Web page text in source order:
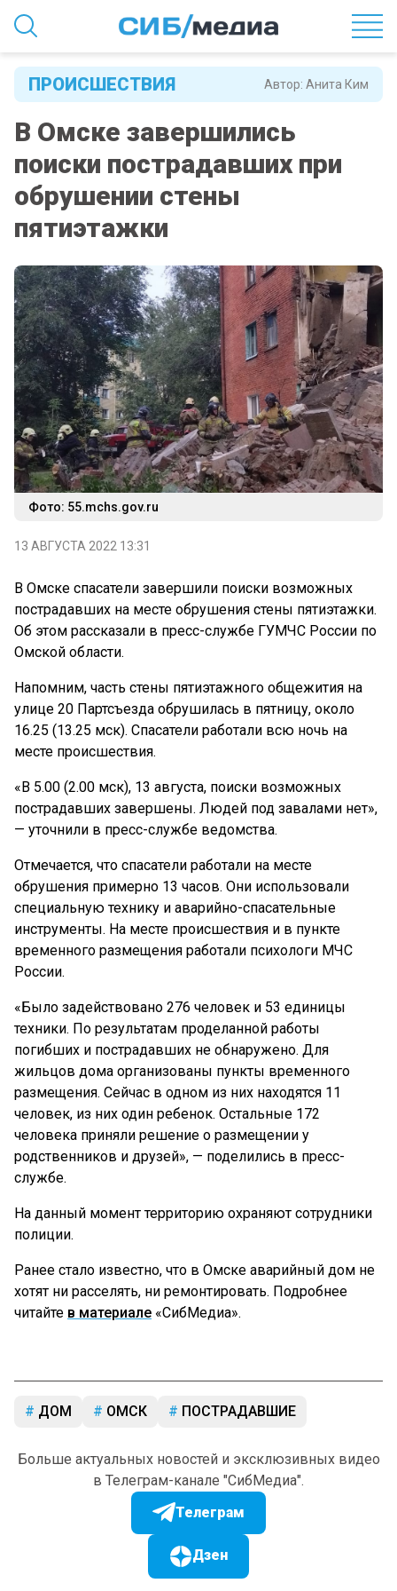
Автор: Анита Ким
ПРОИСШЕСТВИЯ
В Омске завершились
поиски пострадавших при
обрушении стены
пятиэтажки
Фото: 55.mchs.gov.ru
13 АВГУСТА 2022 13:31
В Омске спасатели завершили поиски возможных
пострадавших на месте обрушения стены пятиэтажки.
Об этом рассказали в пресс-службе ГУМЧС России по
Омской области.
Напомним, часть стены пятиэтажного общежития на
улице 20 Партсъезда обрушилась в пятницу, около
16.25 (13.25 мск). Спасатели работали всю ночь на
месте происшествия.
«В 5.00 (2.00 мск), 13 августа, поиски возможных
пострадавших завершены. Людей под завалами нет»,
— уточнили в пресс-службе ведомства.
Отмечается, что спасатели работали на месте
обрушения примерно 13 часов. Они использовали
специальную технику и аварийно-спасательные
инструменты. На месте происшествия и в пункте
временного размещения работали психологи МЧС
России.
«Было задействовано 276 человек и 53 единицы
техники. По результатам проделанной работы
погибших и пострадавших не обнаружено. Для
жильцов дома организованы пункты временного
размещения. Сейчас в одном из них находятся 11
человек, из них один ребенок. Остальные 172
человека приняли решение о размещении у
родственников и друзей», — поделились в пресс-
службе.
На данный момент территорию охраняют сотрудники
полиции.
Ранее стало известно, что в Омске аварийный дом не
хотят ни расселять, ни ремонтировать. Подробнее
читайте в материале «СибМедиа».
ДОМ ОМСК ПОСТРАДАВШИЕ
Больше актуальных новостей и эксклюзивных видео
в Телеграм-канале "СибМедиа".
Телеграм
Дзен